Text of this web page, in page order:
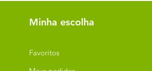
Minha escolha
Favoritos